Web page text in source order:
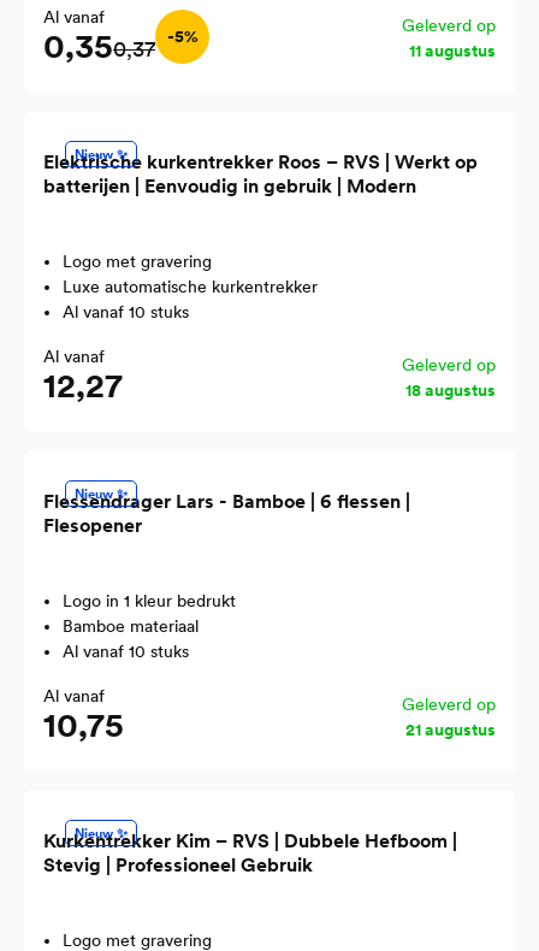
Al vanaf
0,350,37 -5%
Geleverd op
11 augustus
Nieuw ✨
Elektrische kurkentrekker Roos – RVS | Werkt op
batterijen | Eenvoudig in gebruik | Modern
Logo met gravering
Luxe automatische kurkentrekker
Al vanaf 10 stuks
Al vanaf
12,27
Geleverd op
18 augustus
Nieuw ✨
Flessendrager Lars - Bamboe | 6 flessen |
Flesopener
Logo in 1 kleur bedrukt
Bamboe materiaal
Al vanaf 10 stuks
Al vanaf
10,75
Geleverd op
21 augustus
Nieuw ✨
Kurkentrekker Kim – RVS | Dubbele Hefboom |
Stevig | Professioneel Gebruik
Logo met gravering